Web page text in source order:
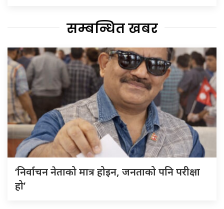
सम्बन्धित खबर
‘निर्वाचन नेताको मात्र होइन, जनताको पनि परीक्षा
हो’